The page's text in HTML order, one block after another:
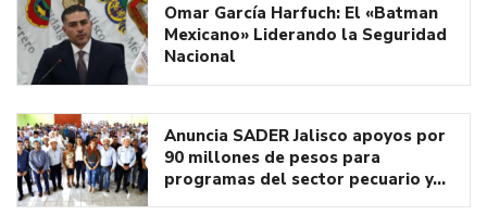
Omar García Harfuch: El «Batman
Mexicano» Liderando la Seguridad
Nacional
Anuncia SADER Jalisco apoyos por
90 millones de pesos para
programas del sector pecuario y…